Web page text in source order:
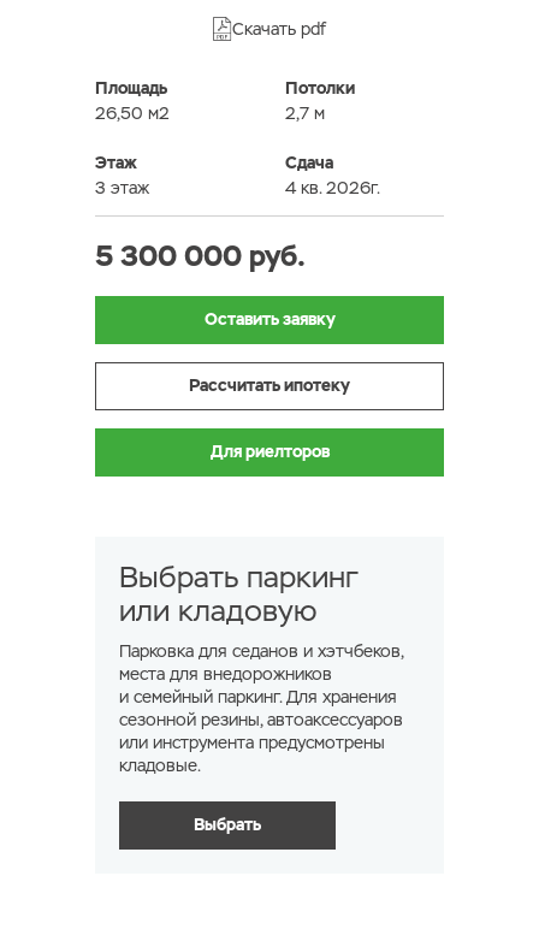
Скачать pdf
Площадь
26,50 м2
Потолки
2,7 м
Этаж
3 этаж
Сдача
4 кв. 2026г.
5 300 000 руб.
Оставить заявку
Рассчитать ипотеку
Для риелторов
Выбрать паркинг
или кладовую
Парковка для седанов и хэтчбеков,
места для внедорожников
и семейный паркинг. Для хранения
сезонной резины, автоаксессуаров
или инструмента предусмотрены
кладовые.
Выбрать